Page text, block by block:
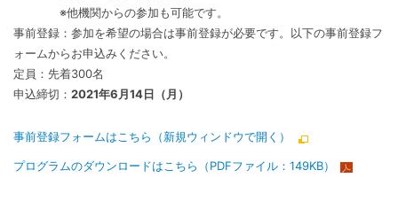
※他機関からの参加も可能です。
事前登録：参加を希望の場合は事前登録が必要です。以下の事前登録フ
ォームからお申込みください。
定員：先着300名
申込締切： 2021年6月14日（月）
事前登録フォームはこちら（新規ウィンドウで開く）
プログラムのダウンロードはこちら（PDFファイル：149KB）